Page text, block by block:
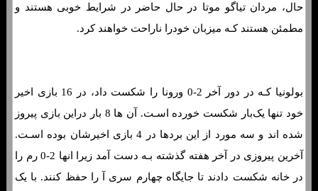
حال، مردان تیاگو موتا در حال حاضر در شرایط خوبی هستند و
مطمئن هستند کـه میزبان خودرا ناراحت خواهند کرد.
بولونیا کـه در دور آخر 2-0 ورونا را شکست داد، در 16 بازی اخیر
خود تنها یک‌بار شکست خورده اسـت. آن ها 8 بار دراین بازی پیروز
شده اند و سه مورد از این بردها در 4 بازی اخیرشان بوده اسـت.
آخرین پیروزی در آخر هفته گذشته بـه دست آمد زیرا انها 2-0 رم را
در خانه شکست دادند تا جایگاه چهارم سری آ را حفظ کنند. با یک